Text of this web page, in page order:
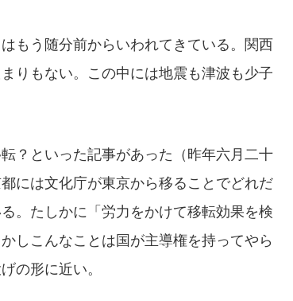
もう随分前からいわれてきている。関西
りもない。この中には地震も津波も少子
？といった記事があった（昨年六月二十
には文化庁が東京から移ることでどれだ
。たしかに「労力をかけて移転効果を検
しこんなことは国が主導権を持ってやら
の形に近い。